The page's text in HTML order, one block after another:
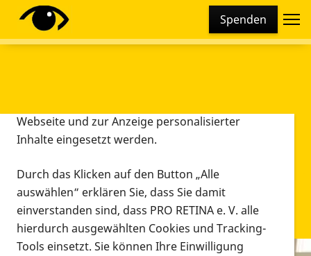
Spenden
Diese Webseite setzt verschiedene Cookies und
Tracking-Tools ein. Dies beinhaltet Cookies und
Webseite und zur Anzeige personalisierter
Inhalte eingesetzt werden.
Durch das Klicken auf den Button „Alle
auswählen“ erklären Sie, dass Sie damit
einverstanden sind, dass PRO RETINA e. V. alle
hierdurch ausgewählten Cookies und Tracking-
Tools einsetzt. Sie können Ihre Einwilligung